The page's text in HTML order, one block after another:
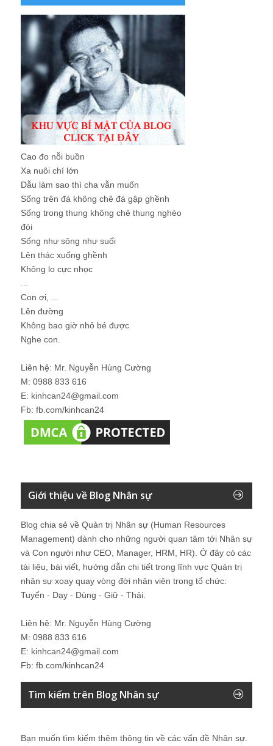
Cao đo nỗi buồn
Xa nuôi chí lớn
Dẫu làm sao thì cha vẫn muốn
Sống trên đá không chê đá gập ghềnh
Sống trong thung không chê thung nghèo
đói
Sống như sông như suối
Lên thác xuống ghềnh
Không lo cực nhọc
Con ơi, ...
Lên đường
Không bao giờ nhỏ bé được
Nghe con.
Liên hệ: Mr. Nguyễn Hùng Cường
M: 0988 833 616
E: kinhcan24@gmail.com
Fb: fb.com/kinhcan24
Giới thiệu về Blog Nhân sự
Blog chia sẻ về Quản trị Nhân sự (Human Resources
Management) dành cho những người quan tâm tới Nhân sự
và Con người như CEO, Manager, HRM, HR). Ở đây có các
tài liệu, bài viết, hướng dẫn chi tiết trong lĩnh vực Quản trị
nhân sự xoay quay vòng đời nhân viên trong tổ chức:
Tuyển - Dạy - Dùng - Giữ - Thải.
Liên hệ: Mr. Nguyễn Hùng Cường
M: 0988 833 616
E: kinhcan24@gmail.com
Fb: fb.com/kinhcan24
Tìm kiếm trên Blog Nhân sự
Bạn muốn tìm kiếm thêm thông tin về các vấn đề Nhân sự